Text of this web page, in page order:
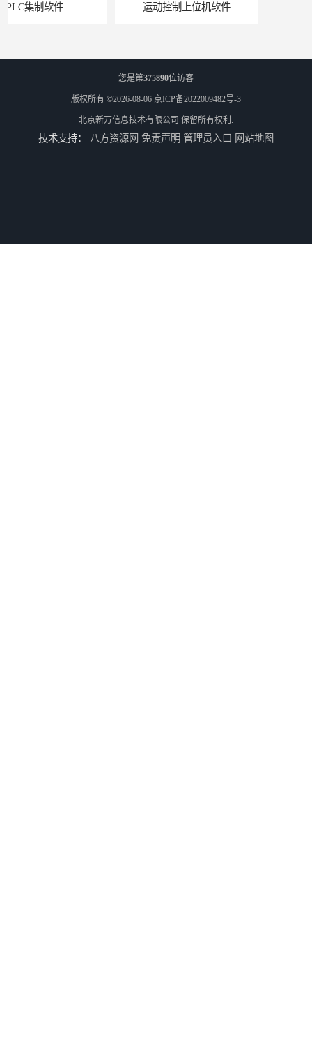
运动控制上位机软件 精确称重上位机软件
您是第375890位访客
版权所有 ©2026-08-06 京ICP备2022009482号-3
北京新万信息技术有限公司 保留所有权利.
技术支持： 八方资源网 免责声明 管理员入口 网站地图